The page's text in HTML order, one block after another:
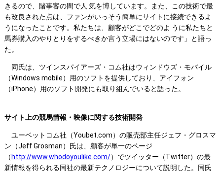
きるので、賭事客の間で人 気を博しています。また、この技術で最
も改良された点は、ファンがいっそう簡単にサイトに接続できるよ
うになったことです。私たちは、顧客がどこでどのよ うに私たちと
馬券購入のやりとりをするべきか言う立場にはないのです」と語っ
た。
同氏は、ツインスパイアーズ・コム社はウィンドウズ・モバイル
（Windows mobile）用のソフトを提供しており、アイフォン
（iPhone）用のソフト開発にも取り組んでいると語った。
サイト上の競馬情報・映像に関する技術開発
ユーベットコム社（Youbet.com）の販売部主任ジェフ・グロスマ
ン（Jeff Grosman）氏は、顧客が単一のページ
（ http://www.whodoyoulike.com/）でツイッター（Twitter）の最
新情報を得られる同社の最新テクノロジーについて説明した。同氏